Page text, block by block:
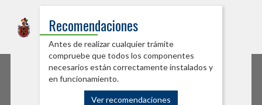
Sede Electrónica
Ayuntamiento de Burlada
Recomendaciones
Antes de realizar cualquier trámite
compruebe que todos los componentes
necesarios están correctamente instalados y
en funcionamiento.
Ver recomendaciones